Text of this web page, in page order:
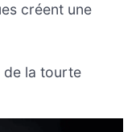
créent une
de la tourte